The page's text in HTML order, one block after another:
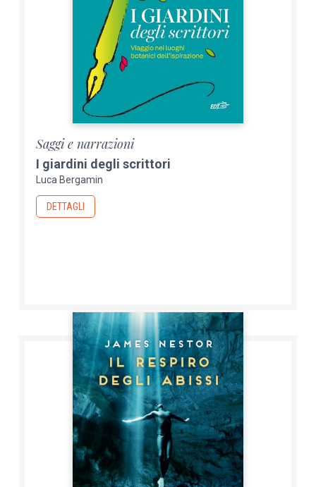
Saggi e narrazioni
I giardini degli scrittori
Luca Bergamin
DETTAGLI